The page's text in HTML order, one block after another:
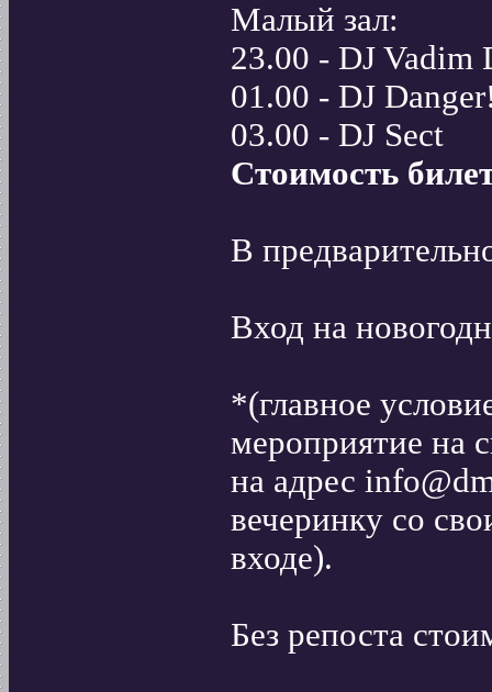
Малый зал:
23.00 - DJ Vadim
01.00 - DJ
03.00 - DJ Sect
Стоимость
В
Вход на
*(главное
мероприятие на
на адрес
вечеринку со
входе).
Без репоста